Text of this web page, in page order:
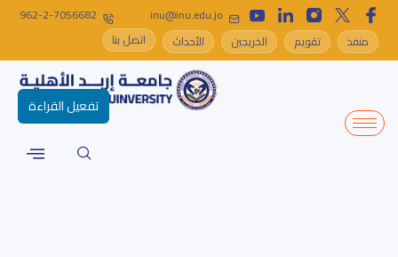
inu@inu.edu.jo
962-2-7056682
منفذ
تقويم الخريجين الأحداث اتصل بنا
تفعيل القراءة